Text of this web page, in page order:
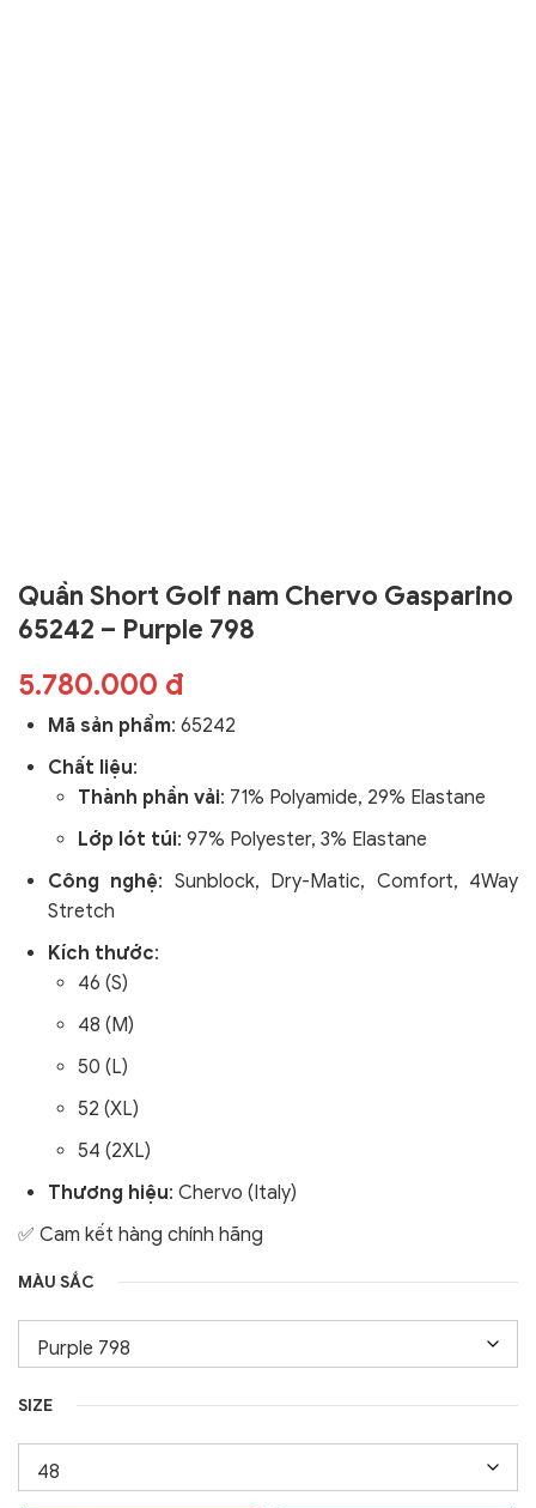
Quần Short Golf nam Chervo Gasparino
65242 – Purple 798
5.780.000 đ
Mã sản phẩm: 65242
Chất liệu:
Thành phần vải: 71% Polyamide, 29% Elastane
Lớp lót túi: 97% Polyester, 3% Elastane
Công nghệ: Sunblock, Dry-Matic, Comfort, 4Way
Stretch
Kích thước:
46 (S)
48 (M)
50 (L)
52 (XL)
54 (2XL)
Thương hiệu: Chervo (Italy)
✅ Cam kết hàng chính hãng
MÀU SẮC
SIZE